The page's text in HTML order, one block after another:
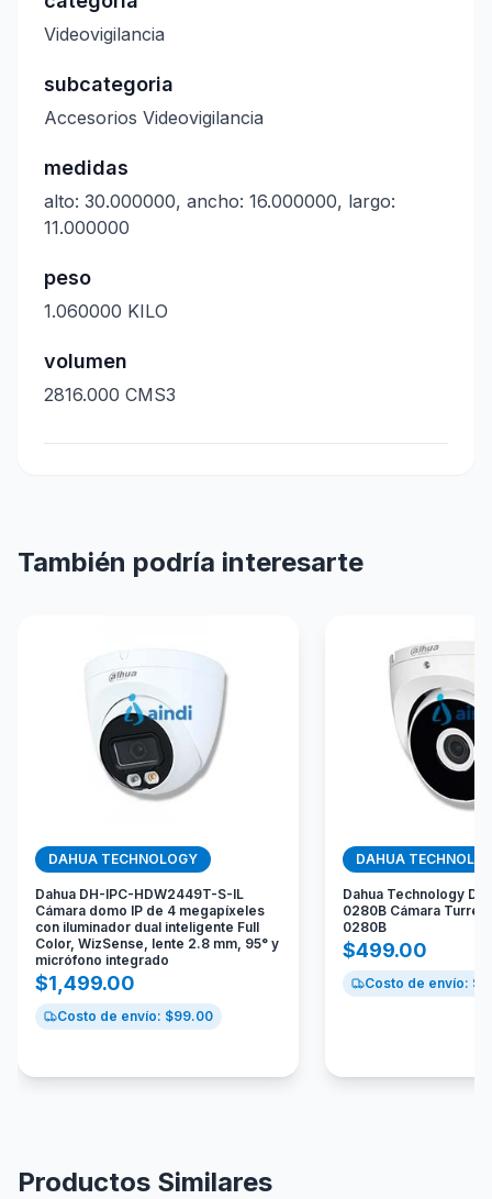
Videovigilancia
subcategoria
Accesorios Videovigilancia
medidas
alto: 30.000000, ancho: 16.000000, largo:
11.000000
peso
1.060000 KILO
volumen
2816.000 CMS3
También podría interesarte
DAHUA TECHNOLOGY
Dahua DH-IPC-HDW2449T-S-IL
Cámara domo IP de 4 megapíxeles
con iluminador dual inteligente Full
Color, WizSense, lente 2.8 mm, 95° y
micrófono integrado
$1,499.00
Costo de envío: $99.00
DAHUA
Dahua Technology
0280B Cámara Turret
0280B
$499.00
Costo de envío: $
Productos Similares